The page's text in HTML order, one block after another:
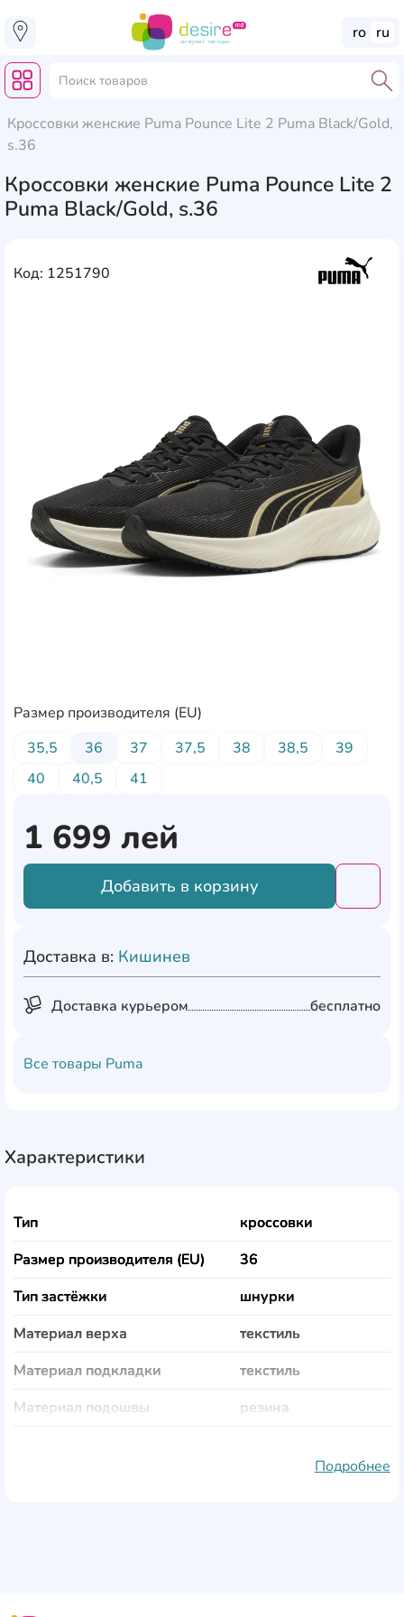
ro ru
Кроссовки женские Puma Pounce Lite 2 Puma Black/Gold,
s.36
Кроссовки женские Puma Pounce Lite 2
Puma Black/Gold, s.36
Код: 1251790
Размер производителя (EU)
35,5
36 37 37,5 38 38,5
39
40
40,5 41
1 699 лей
Добавить в корзину
Доставка в: Кишинев
Доставка курьером бесплатно
Все товары Puma
Характеристики
Тип
кроссовки
Размер производителя (EU)
36
Тип застёжки
шнурки
Материал верха
текстиль
Материал подкладки
текстиль
Материал подошвы
резина
Подробнее